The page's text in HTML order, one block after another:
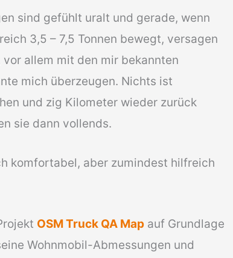
sind gefühlt uralt und gerade, wenn
3,5 – 7,5 Tonnen bewegt, versagen
allem mit den mir bekannten
mich überzeugen. Nichts ist
und zig Kilometer wieder zurück
sie dann vollends.
komfortabel, aber zumindest hilfreich
OSM Truck QA Map auf Grundlage
Wohnmobil-Abmessungen und